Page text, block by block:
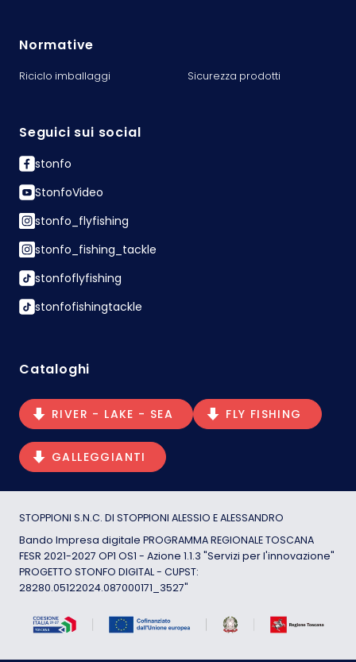
Normative
Riciclo imballaggi Sicurezza prodotti
Seguici sui social
stonfo
StonfoVideo
stonfo_flyfishing
stonfo_fishing_tackle
stonfoflyfishing
stonfofishingtackle
Cataloghi
RIVER - LAKE - SEA FLY FISHING
GALLEGGIANTI
STOPPIONI S.N.C. DI STOPPIONI ALESSIO E ALESSANDRO
Bando Impresa digitale PROGRAMMA REGIONALE TOSCANA
FESR 2021-2027 OP1 OS1 - Azione 1.1.3 "Servizi per l'innovazione"
PROGETTO STONFO DIGITAL - CUPST:
28280.05122024.087000171_3527"